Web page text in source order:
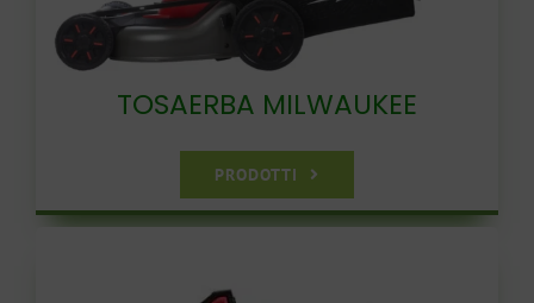
TOSAERBA MILWAUKEE
PRODOTTI